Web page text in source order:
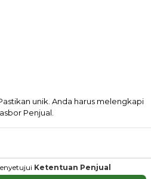
unik. Anda harus melengkapi
Penjual.
Ketentuan Penjual